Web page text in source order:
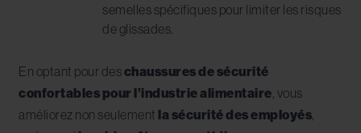
semelles spécifiques pour limiter les risques
de glissades.
En optant pour deschaussures de sécurité
confortables pour l’industrie alimentaire , vous
améliorez non seulement la sécurité des employés